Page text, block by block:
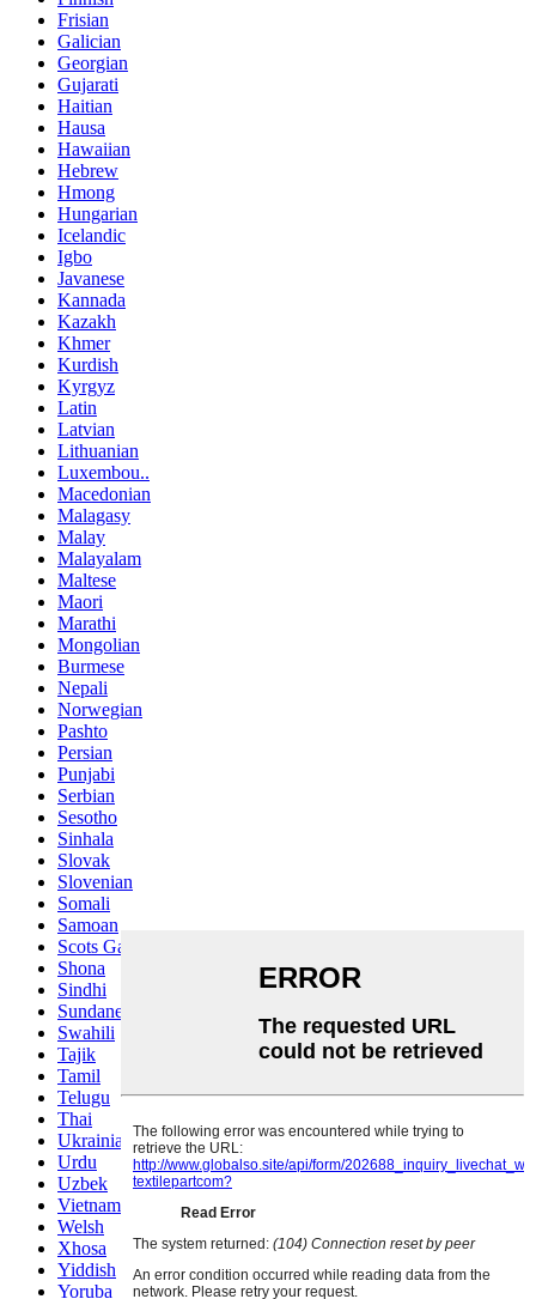
Frisian
Galician
Georgian
Gujarati
Haitian
Hausa
Hawaiian
Hebrew
Hmong
Hungarian
Icelandic
Igbo
Javanese
Kannada
Kazakh
Khmer
Kurdish
Kyrgyz
Latin
Latvian
Lithuanian
Luxembou..
Macedonian
Malagasy
Malay
Malayalam
Maltese
Maori
Marathi
Mongolian
Burmese
Nepali
Norwegian
Pashto
Persian
Punjabi
Serbian
Sesotho
Sinhala
Slovak
Slovenian
Somali
Samoan
Scots Gaelic
Shona
Sindhi
Sundanese
Swahili
Tajik
Tamil
Telugu
Thai
Ukrainian
Urdu
Uzbek
Vietnamese
Welsh
Xhosa
Yiddish
Yoruba